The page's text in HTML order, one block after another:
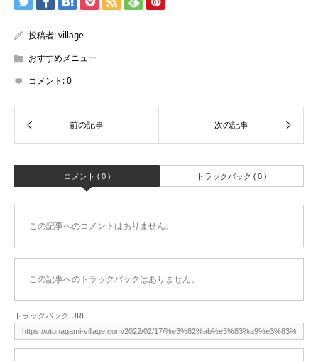
投稿者:village
おすすめメニュー
コメント:0
コメント ( 0 ) トラックバック ( 0 )
この記事へのコメントはありません。
この記事へのトラックバックはありません。
トラックバック URL